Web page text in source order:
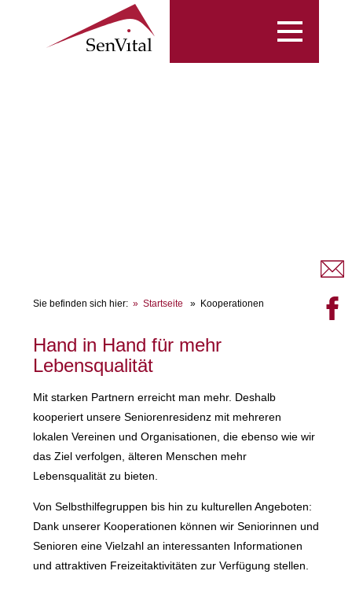
Toggle
Sie befinden sich hier: Startseite Kooperationen
Hand in Hand für mehr
Lebensqualität
Mit starken Partnern erreicht man mehr. Deshalb
kooperiert unsere Seniorenresidenz mit mehreren
lokalen Vereinen und Organisationen, die ebenso wie wir
das Ziel verfolgen, älteren Menschen mehr
Lebensqualität zu bieten.
Von Selbsthilfegruppen bis hin zu kulturellen Angeboten:
Dank unserer Kooperationen können wir Seniorinnen und
Senioren eine Vielzahl an interessanten Informationen
und attraktiven Freizeitaktivitäten zur Verfügung stellen.